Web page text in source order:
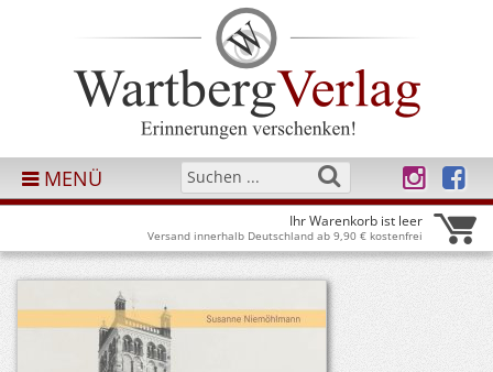
MENÜ
Ihr Warenkorb ist leer
Versand innerhalb Deutschland ab 9,90 € kostenfrei